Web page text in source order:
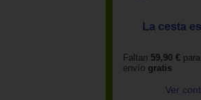
La cesta
Faltan 59,90 €
envío gratis
Ver